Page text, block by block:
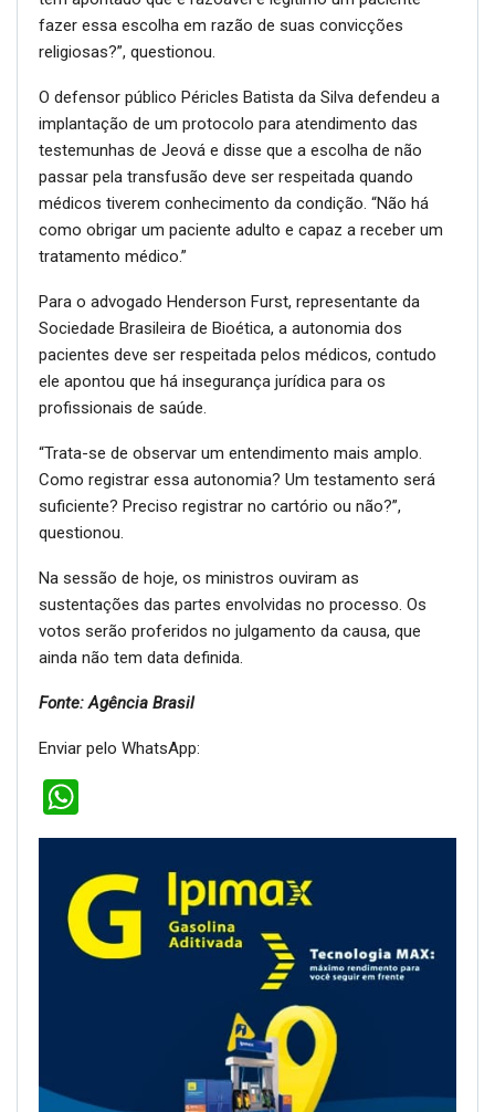
fazer essa escolha em razão de suas convicções
religiosas?”, questionou.
O defensor público Péricles Batista da Silva defendeu a
implantação de um protocolo para atendimento das
testemunhas de Jeová e disse que a escolha de não
passar pela transfusão deve ser respeitada quando
médicos tiverem conhecimento da condição. “Não há
como obrigar um paciente adulto e capaz a receber um
tratamento médico.”
Para o advogado Henderson Furst, representante da
Sociedade Brasileira de Bioética, a autonomia dos
pacientes deve ser respeitada pelos médicos, contudo
ele apontou que há insegurança jurídica para os
profissionais de saúde.
“Trata-se de observar um entendimento mais amplo.
Como registrar essa autonomia? Um testamento será
suficiente? Preciso registrar no cartório ou não?”,
questionou.
Na sessão de hoje, os ministros ouviram as
sustentações das partes envolvidas no processo. Os
votos serão proferidos no julgamento da causa, que
ainda não tem data definida.
Fonte: Agência Brasil
Enviar pelo WhatsApp: